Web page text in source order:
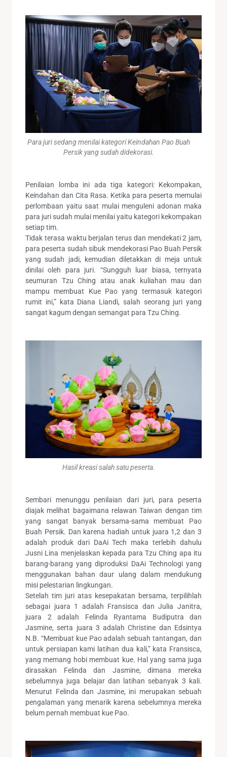
Para juri sedang menilai kategori Keindahan Pao Buah
Persik yang sudah didekorasi.
Penilaian lomba ini ada tiga kategori: Kekompakan,
Keindahan dan Cita Rasa. Ketika para peserta memulai
perlombaan yaitu saat mulai menguleni adonan maka
para juri sudah mulai menilai yaitu kategori kekompakan
setiap tim.
Tidak terasa waktu berjalan terus dan mendekati 2 jam,
para peserta sudah sibuk mendekorasi Pao Buah Persik
yang sudah jadi, kemudian diletakkan di meja untuk
dinilai oleh para juri. “Sungguh luar biasa, ternyata
seumuran Tzu Ching atau anak kuliahan mau dan
mampu membuat Kue Pao yang termasuk kategori
rumit ini,” kata Diana Liandi, salah seorang juri yang
sangat kagum dengan semangat para Tzu Ching.
Hasil kreasi salah satu peserta.
Sembari menunggu penilaian dari juri, para peserta
diajak melihat bagaimana relawan Taiwan dengan tim
yang sangat banyak bersama-sama membuat Pao
Buah Persik. Dan karena hadiah untuk juara 1,2 dan 3
adalah produk dari DaAi Tech maka terlebih dahulu
Jusni Lina menjelaskan kepada para Tzu Ching apa itu
barang-barang yang diproduksi DaAi Technologi yang
menggunakan bahan daur ulang dalam mendukung
misi pelestarian lingkungan.
Setelah tim juri atas kesepakatan bersama, terpilihlah
sebagai juara 1 adalah Fransisca dan Julia Janitra,
juara 2 adalah Felinda Ryantama Budiputra dan
Jasmine, serta juara 3 adalah Christine dan Edsintya
N.B. “Membuat kue Pao adalah sebuah tantangan, dan
untuk persiapan kami latihan dua kali,” kata Fransisca,
yang memang hobi membuat kue. Hal yang sama juga
dirasakan Felinda dan Jasmine, dimana mereka
sebelumnya juga belajar dan latihan sebanyak 3 kali.
Menurut Felinda dan Jasmine, ini merupakan sebuah
pengalaman yang menarik karena sebelumnya mereka
belum pernah membuat kue Pao.